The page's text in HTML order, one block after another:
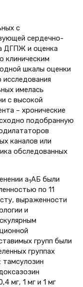
с
сердечно-
ДГПЖ и оценка
клиническим
шкалы оценки
имелась
с высокой
– хронические
подобранную
каналов или
обследованных
a1АБ были
по 11
выраженности
и
групп были
группах
тамсулозин
мг, 1 мг и 1 мг